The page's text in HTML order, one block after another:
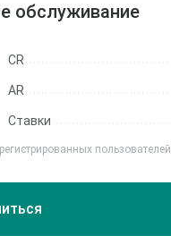
обслуживание
CR
AR
Ставки
пользователей